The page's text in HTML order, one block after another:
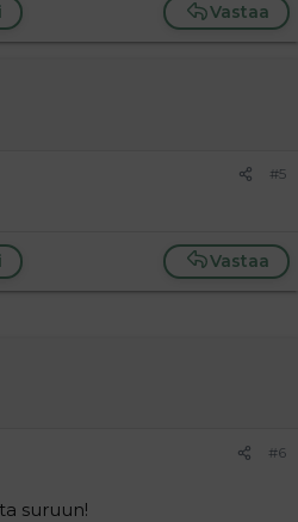
Vastaa
#5
Vastaa
#6
suruun!